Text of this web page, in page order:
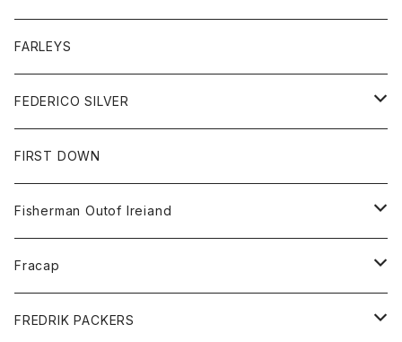
シャツ
セーター
ボトム
ショートパンツ
パンツ
レディース
コート
ジャケット
トップス
ジャケット
スエットシャツ
ボトム
スエットパンツ
グッズ
帽子
FARLEYS
FEDERICO SILVER
アクセサリー
FIRST DOWN
Fisherman Outof Ireiand
ニット
Fracap
グッズ
FREDRIK PACKERS